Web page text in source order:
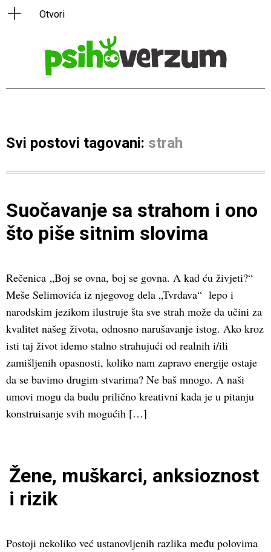
Svi postovi tagovani: strah
Suočavanje sa strahom i ono
što piše sitnim slovima
Rečenica „Boj se ovna, boj se govna. A kad ću živjeti?“
Meše Selimovića iz njegovog dela „Tvrđava“ lepo i
narodskim jezikom ilustruje šta sve strah može da učini za
kvalitet našeg života, odnosno narušavanje istog. Ako kroz
isti taj život idemo stalno strahujući od realnih i/ili
zamišljenih opasnosti, koliko nam zapravo energije ostaje
da se bavimo drugim stvarima? Ne baš mnogo. A naši
umovi mogu da budu prilično kreativni kada je u pitanju
konstruisanje svih mogućih […]
Žene, muškarci, anksioznost
i rizik
Postoji nekoliko već ustanovljenih razlika među polovima